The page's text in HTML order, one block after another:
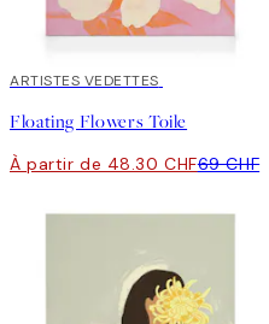
30%*
ARTISTES VEDETTES
Floating Flowers Toile
À partir de 48.30 CHF69 CHF